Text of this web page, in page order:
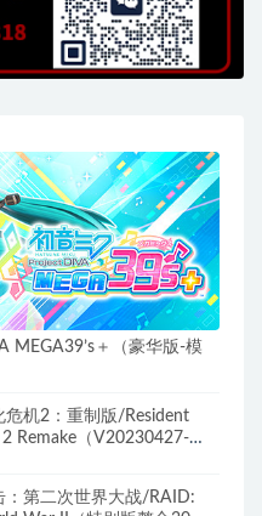
MEGA39’s＋（豪华版-模
危机2：重制版/Resident
2 Remake（V20230427-最
：第二次世界大战/RAID: